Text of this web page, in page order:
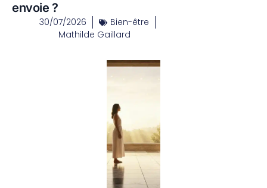
envoie ?
30/07/2026
Bien-être
Mathilde Gaillard